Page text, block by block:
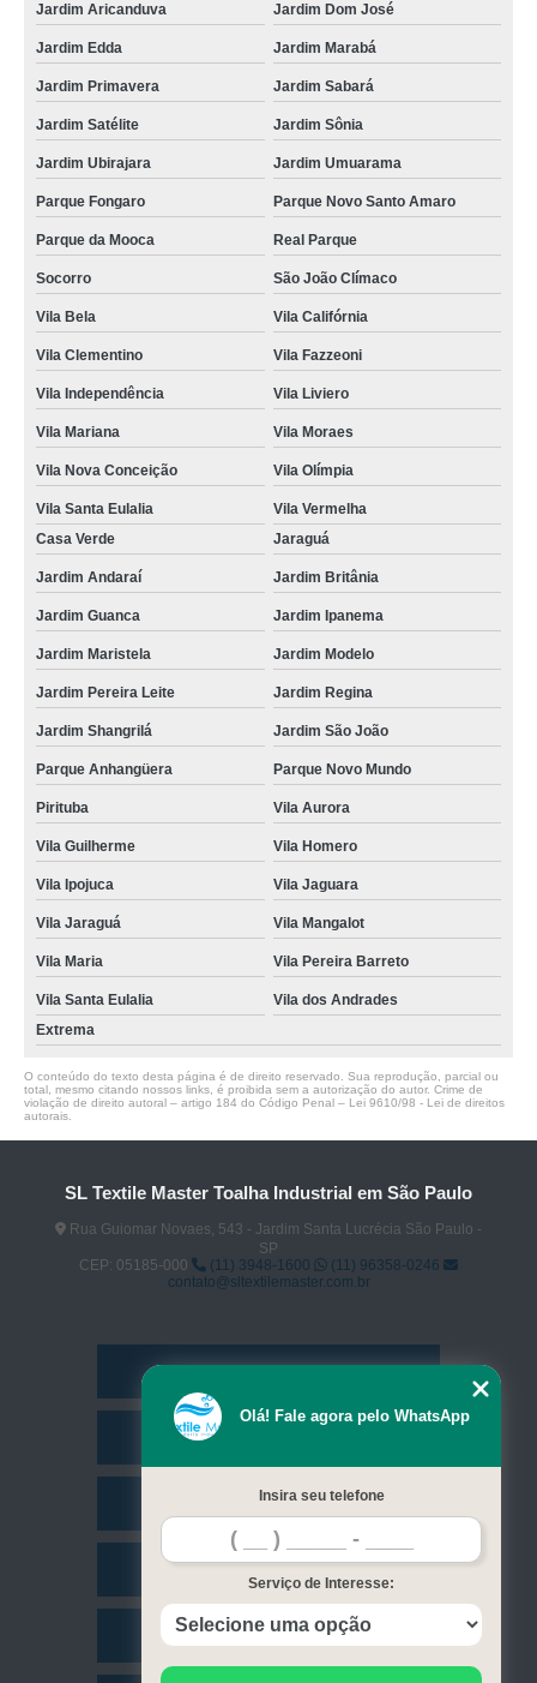
Jardim Aricanduva Jardim Dom José
Jardim Edda Jardim Marabá
Jardim Primavera Jardim Sabará
Jardim Satélite Jardim Sônia
Jardim Ubirajara Jardim Umuarama
Parque Fongaro Parque Novo Santo Amaro
Parque da Mooca Real Parque
Socorro São João Clímaco
Vila Bela Vila Califórnia
Vila Clementino Vila Fazzeoni
Vila Independência Vila Liviero
Vila Mariana Vila Moraes
Vila Nova Conceição Vila Olímpia
Vila Santa Eulalia
Vila Vermelha
Casa Verde
Jaraguá
Jardim Andaraí Jardim Britânia
Jardim Guanca Jardim Ipanema
Jardim Maristela Jardim Modelo
Jardim Pereira Leite Jardim Regina
Jardim Shangrilá Jardim São João
Parque Anhangüera Parque Novo Mundo
Pirituba Vila Aurora
Vila Guilherme Vila Homero
Vila Ipojuca Vila Jaguara
Vila Jaraguá Vila Mangalot
Vila Maria Vila Pereira Barreto
Vila Santa Eulalia
Vila dos Andrades
Extrema
O conteúdo do texto desta página é de direito reservado. Sua reprodução, parcial ou
total, mesmo citando nossos links, é proibida sem a autorização do autor. Crime de
violação de direito autoral – artigo 184 do Código Penal – Lei 9610/98 - Lei de direitos
autorais
SL Textile Master Toalha Industrial em São Paulo
Rua Guiomar Novaes, 543 - Jardim Santa Lucrécia São Paulo -
SP
CEP: 05185-000
(11) 3948-1600
(11) 96358-0246
contato@sltextilemaster.com.br
Missão
Contato
Olá! Fale agora pelo WhatsApp
Insira seu telefone
Serviço de Interesse: